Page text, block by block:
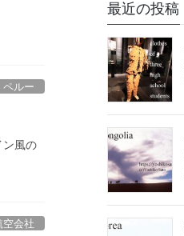
ペルー
ン風の
空会社
最近の投稿